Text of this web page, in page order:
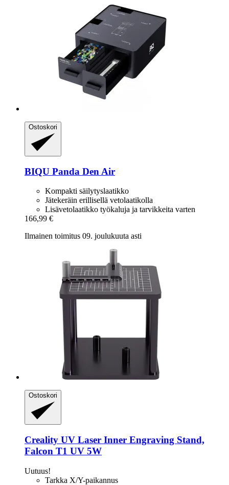
Ostoskori
BIQU Panda Den Air
Kompakti säilytyslaatikko
Jätekeräin erillisellä vetolaatikolla
Lisävetolaatikko työkaluja ja tarvikkeita varten
166,99 €
Ilmainen toimitus 09. joulukuuta asti
Ostoskori
Creality UV Laser Inner Engraving Stand,
Falcon T1 UV 5W
Uutuus!
Tarkka X/Y-paikannus